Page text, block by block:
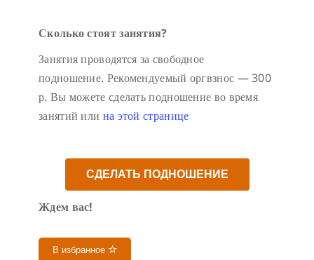
Сколько стоят занятия?
Занятия проводятся за свободное
подношение. Рекомендуемый оргвзнос — 300
р. Вы можете сделать подношение во время
занятий или на этой странице
СДЕЛАТЬ ПОДНОШЕНИЕ
Ждем вас!
В избранное